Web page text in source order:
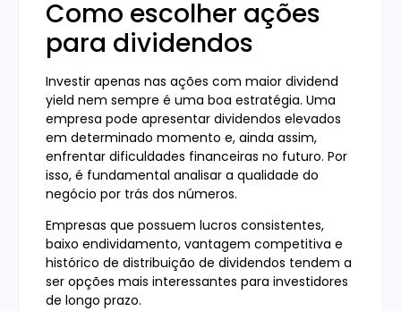
Como escolher ações
para dividendos
Investir apenas nas ações com maior dividend
yield nem sempre é uma boa estratégia. Uma
empresa pode apresentar dividendos elevados
em determinado momento e, ainda assim,
enfrentar dificuldades financeiras no futuro. Por
isso, é fundamental analisar a qualidade do
negócio por trás dos números.
Empresas que possuem lucros consistentes,
baixo endividamento, vantagem competitiva e
histórico de distribuição de dividendos tendem a
ser opções mais interessantes para investidores
de longo prazo.